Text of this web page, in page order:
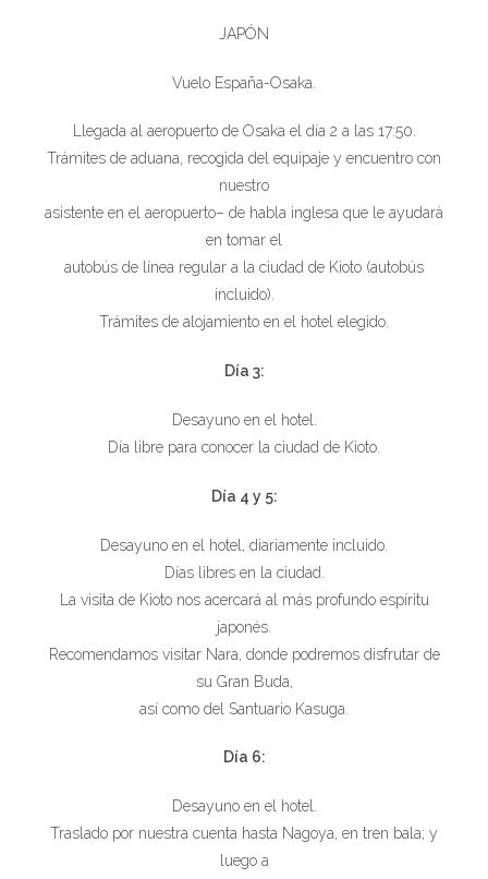
JAPÓN
Vuelo España-Osaka.
Llegada al aeropuerto de Osaka el día 2 a las 17:50.
Trámites de aduana, recogida del equipaje y encuentro con
nuestro
asistente en el aeropuerto– de habla inglesa que le ayudará
en tomar el
autobús de línea regular a la ciudad de Kioto (autobús
incluido).
Trámites de alojamiento en el hotel elegido.
Día 3:
Desayuno en el hotel.
Día libre para conocer la ciudad de Kioto.
Día 4 y 5:
Desayuno en el hotel, diariamente incluido.
Días libres en la ciudad.
La visita de Kioto nos acercará al más profundo espíritu
japonés.
Recomendamos visitar Nara, donde podremos disfrutar de
su Gran Buda,
así como del Santuario Kasuga.
Día 6:
Desayuno en el hotel.
Traslado por nuestra cuenta hasta Nagoya, en tren bala; y
luego a